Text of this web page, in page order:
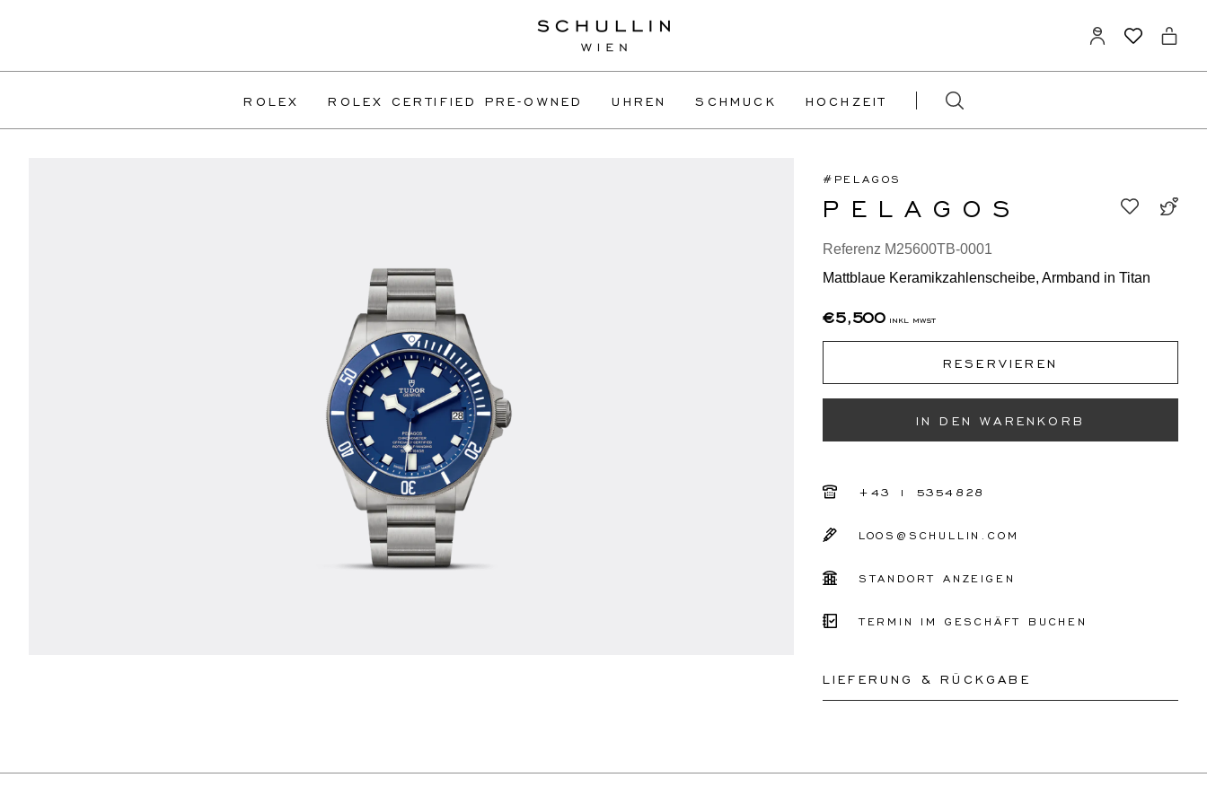
ROLEX ROLEX CERTIFIED PRE-OWNED UHREN SCHMUCK HOCHZEIT
#PELAGOS
PELAGOS
Referenz M25600TB-0001
Mattblaue Keramikzahlenscheibe, Armband in Titan
€5,500 inkl mwst
RESERVIEREN
IN DEN WARENKORB
+43 1 5354828
LOOS@SCHULLIN.COM
STANDORT ANZEIGEN
TERMIN IM GESCHÄFT BUCHEN
LIEFERUNG & RÜCKGABE